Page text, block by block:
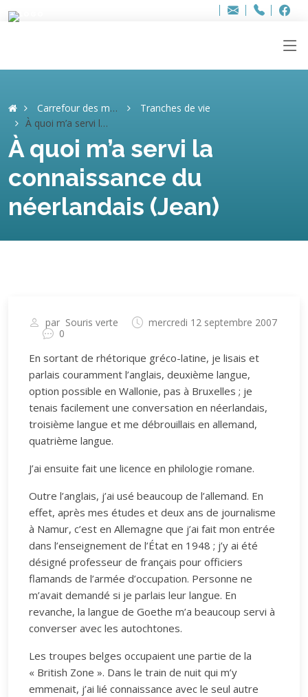
Adresse
info..hâthe..
Tel.
Tel.
Carrefour des mémoires
Tranches de vie
À quoi m’a servi la connaissance du néerlandais (Jean)
À quoi m’a servi la
connaissance du
néerlandais (Jean)
par Souris verte
mercredi 12 septembre 2007
0
En sortant de rhétorique gréco-latine, je lisais et
parlais couramment l’anglais, deuxième langue,
option possible en Wallonie, pas à Bruxelles ; je
tenais facilement une conversation en néerlandais,
troisième langue et me débrouillais en allemand,
quatrième langue.
J’ai ensuite fait une licence en philologie romane.
Outre l’anglais, j’ai usé beaucoup de l’allemand. En
effet, après mes études et deux ans de journalisme
à Namur, c’est en Allemagne que j’ai fait mon entrée
dans l’enseignement de l’État en 1948 ; j’y ai été
désigné professeur de français pour officiers
flamands de l’armée d’occupation. Personne ne
m’avait demandé si je parlais leur langue. En
revanche, la langue de Goethe m’a beaucoup servi à
converser avec les autochtones.
Les troupes belges occupaient une partie de la
« British Zone ». Dans le train de nuit qui m’y
emmenait, j’ai lié connaissance avec le seul autre